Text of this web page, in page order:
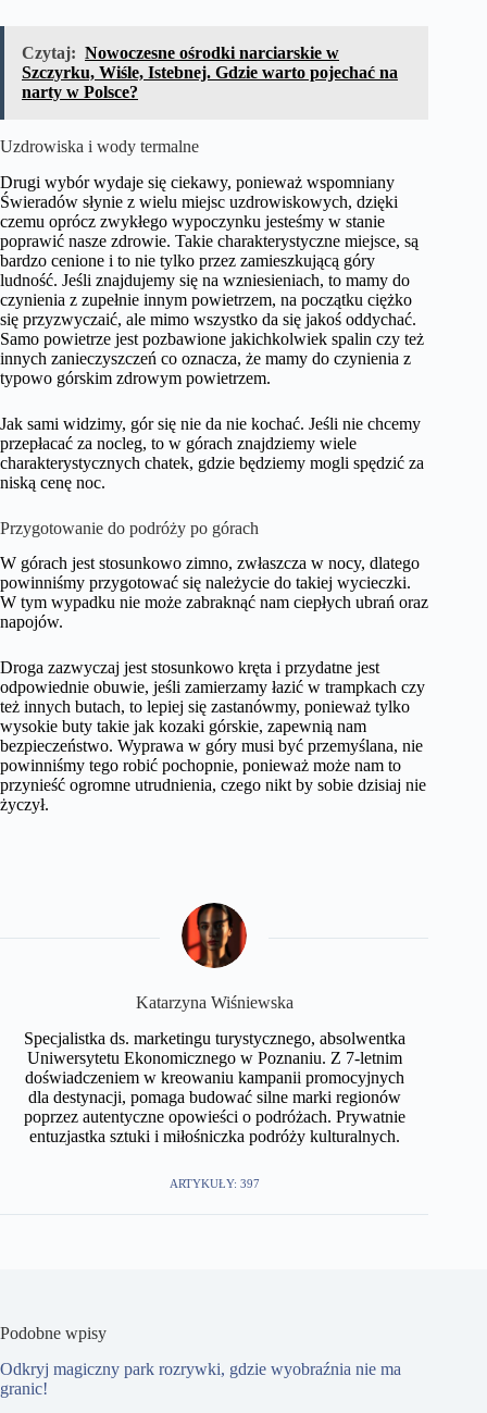
Czytaj: Nowoczesne ośrodki narciarskie w
Szczyrku, Wiśle, Istebnej. Gdzie warto pojechać na
narty w Polsce?
Uzdrowiska i wody termalne
Drugi wybór wydaje się ciekawy, ponieważ wspomniany
Świeradów słynie z wielu miejsc uzdrowiskowych, dzięki
czemu oprócz zwykłego wypoczynku jesteśmy w stanie
poprawić nasze zdrowie. Takie charakterystyczne miejsce, są
bardzo cenione i to nie tylko przez zamieszkującą góry
ludność. Jeśli znajdujemy się na wzniesieniach, to mamy do
czynienia z zupełnie innym powietrzem, na początku ciężko
się przyzwyczaić, ale mimo wszystko da się jakoś oddychać.
Samo powietrze jest pozbawione jakichkolwiek spalin czy też
innych zanieczyszczeń co oznacza, że mamy do czynienia z
typowo górskim zdrowym powietrzem.
Jak sami widzimy, gór się nie da nie kochać. Jeśli nie chcemy
przepłacać za nocleg, to w górach znajdziemy wiele
charakterystycznych chatek, gdzie będziemy mogli spędzić za
niską cenę noc.
Przygotowanie do podróży po górach
W górach jest stosunkowo zimno, zwłaszcza w nocy, dlatego
powinniśmy przygotować się należycie do takiej wycieczki.
W tym wypadku nie może zabraknąć nam ciepłych ubrań oraz
napojów.
Droga zazwyczaj jest stosunkowo kręta i przydatne jest
odpowiednie obuwie, jeśli zamierzamy łazić w trampkach czy
też innych butach, to lepiej się zastanówmy, ponieważ tylko
wysokie buty takie jak kozaki górskie, zapewnią nam
bezpieczeństwo. Wyprawa w góry musi być przemyślana, nie
powinniśmy tego robić pochopnie, ponieważ może nam to
przynieść ogromne utrudnienia, czego nikt by sobie dzisiaj nie
życzył.
Katarzyna Wiśniewska
Specjalistka ds. marketingu turystycznego, absolwentka
Uniwersytetu Ekonomicznego w Poznaniu. Z 7-letnim
doświadczeniem w kreowaniu kampanii promocyjnych
dla destynacji, pomaga budować silne marki regionów
poprzez autentyczne opowieści o podróżach. Prywatnie
entuzjastka sztuki i miłośniczka podróży kulturalnych.
ARTYKUŁY: 397
Podobne wpisy
Odkryj magiczny park rozrywki, gdzie wyobraźnia nie ma
granic!